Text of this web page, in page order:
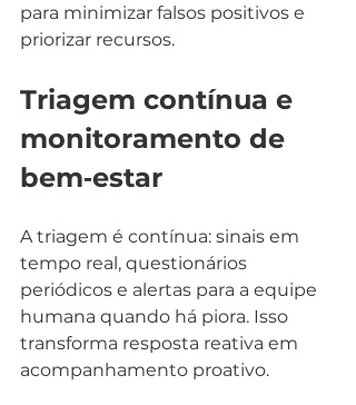
para minimizar falsos positivos e
priorizar recursos.
Triagem contínua e
monitoramento de
bem‑estar
A triagem é contínua: sinais em
tempo real, questionários
periódicos e alertas para a equipe
humana quando há piora. Isso
transforma resposta reativa em
acompanhamento proativo.